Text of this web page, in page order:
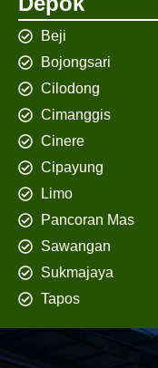
Beji
Bojongsari
Cilodong
Cimanggis
Cinere
Cipayung
Limo
Pancoran Mas
Sawangan
Sukmajaya
Tapos